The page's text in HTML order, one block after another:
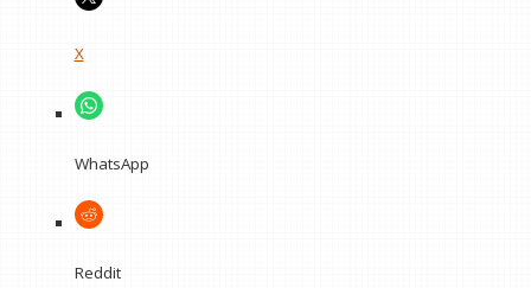
X
WhatsApp
Reddit